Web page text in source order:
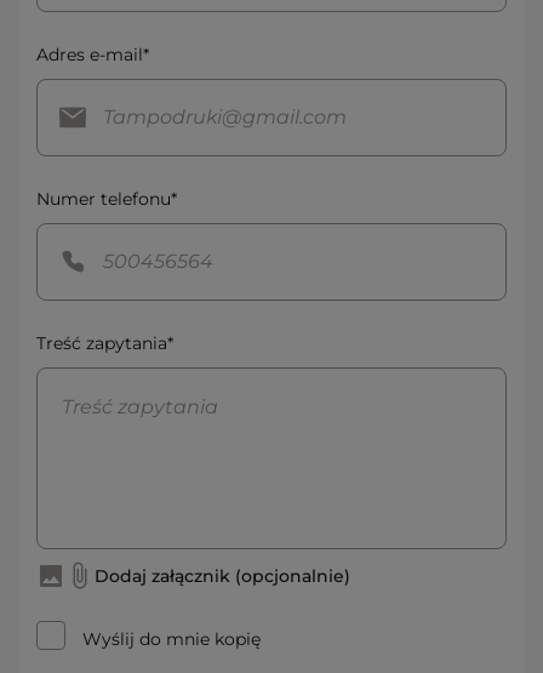
Adres e-mail*
Numer telefonu*
Treść zapytania*
Dodaj załącznik (opcjonalnie)
Wyślij do mnie kopię